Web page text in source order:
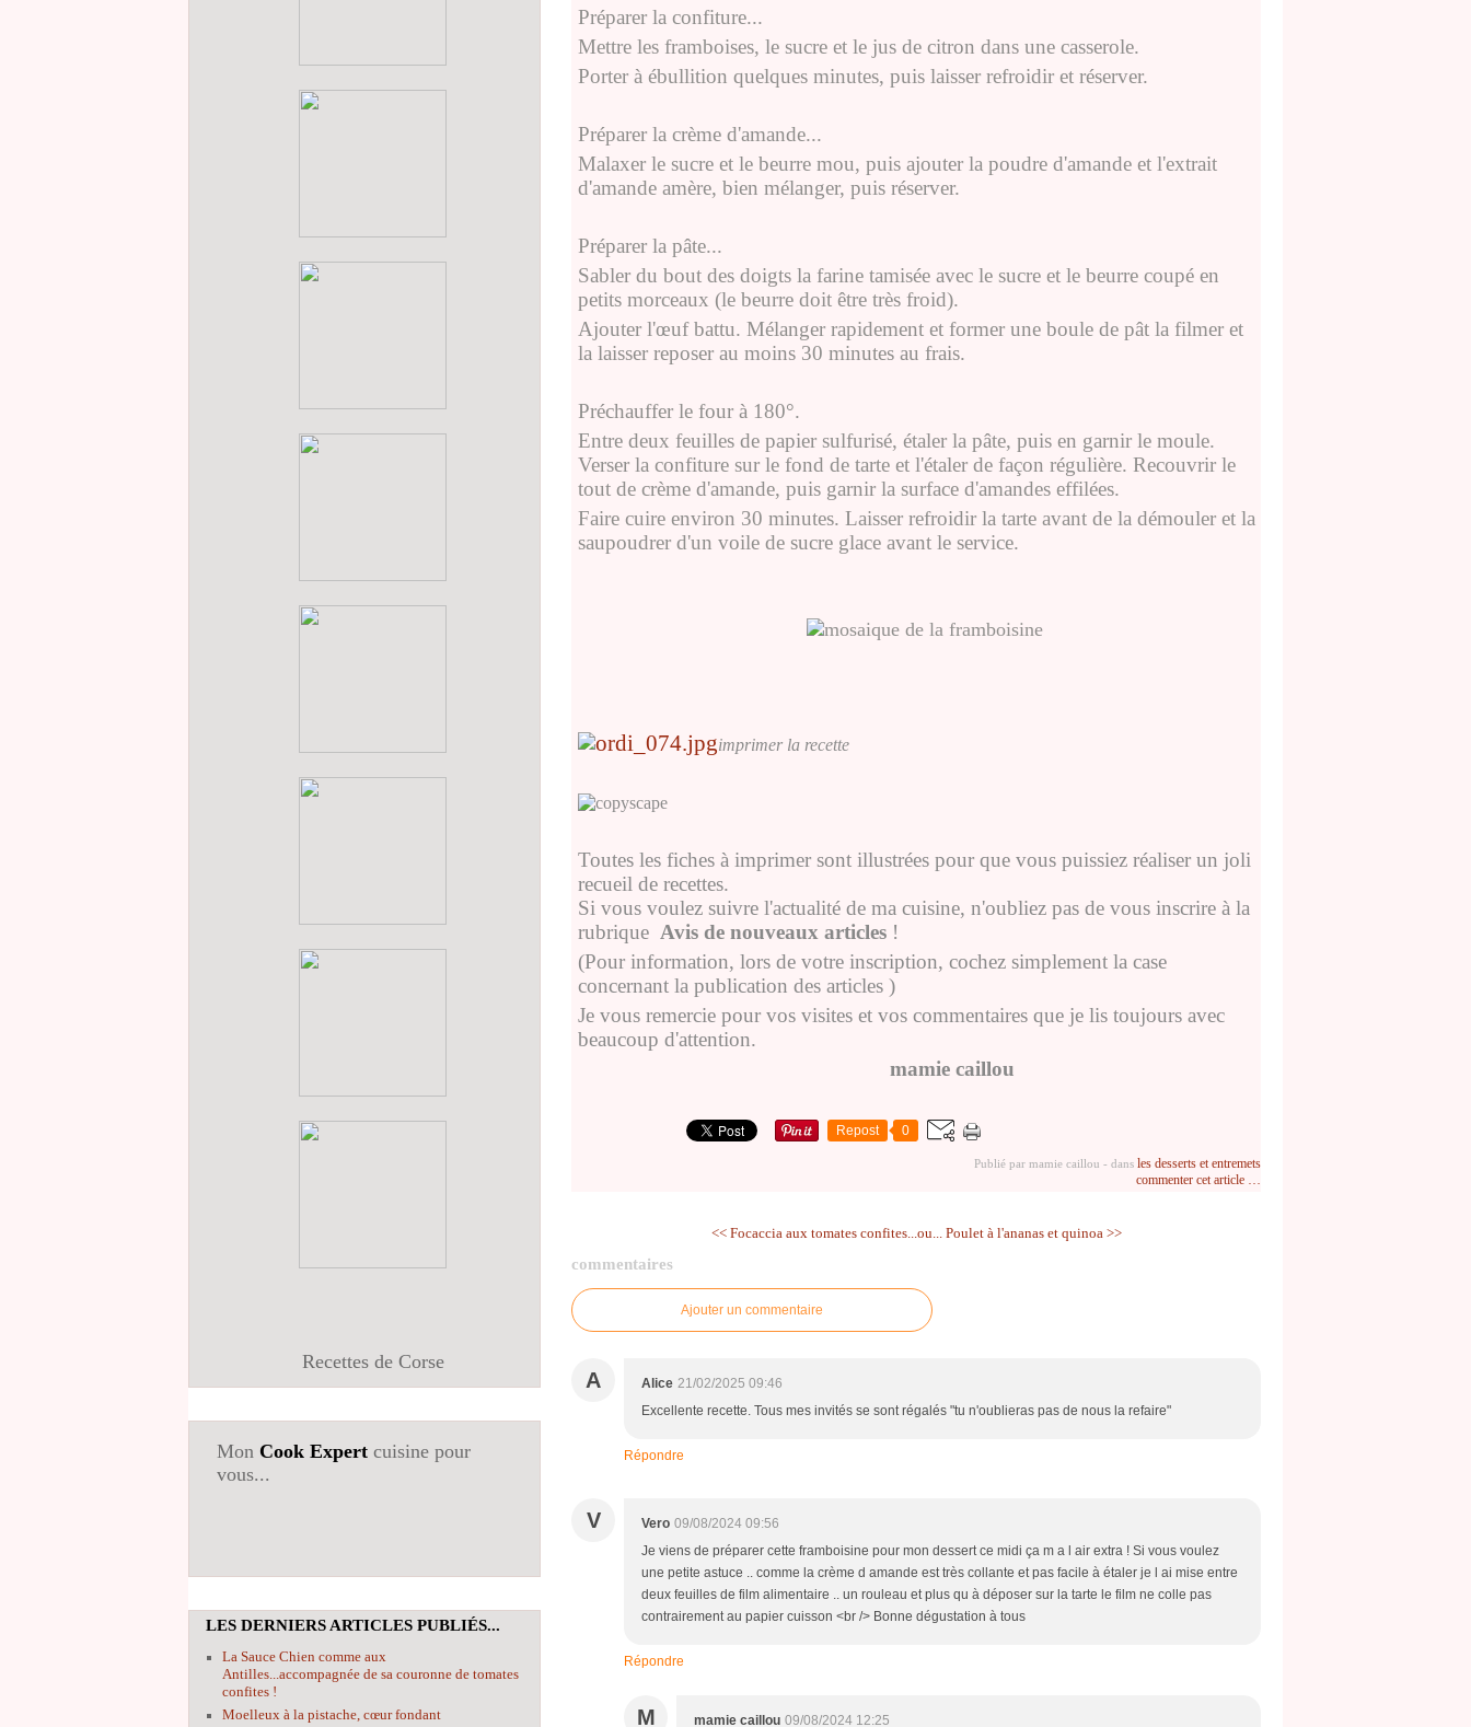
Recettes de Corse
Mon Cook Expert cuisine pour
vous...
LES DERNIERS ARTICLES PUBLIÉS...
La Sauce Chien comme aux
Antilles...accompagnée de sa couronne de tomates
confites !
Moelleux à la pistache, cœur fondant
Préparer la confiture...
Mettre les framboises, le sucre et le jus de citron dans une casserole.
Porter à ébullition quelques minutes, puis laisser refroidir et réserver.
Préparer la crème d'amande...
Malaxer le sucre et le beurre mou, puis ajouter la poudre d'amande et l'extrait
d'amande amère, bien mélanger, puis réserver.
Préparer la pâte...
Sabler du bout des doigts la farine tamisée avec le sucre et le beurre coupé en
petits morceaux (le beurre doit être très froid).
Ajouter l'œuf battu. Mélanger rapidement et former une boule de pât la filmer et
la laisser reposer au moins 30 minutes au frais.
Préchauffer le four à 180°.
Entre deux feuilles de papier sulfurisé, étaler la pâte, puis en garnir le moule.
Verser la confiture sur le fond de tarte et l'étaler de façon régulière. Recouvrir le
tout de crème d'amande, puis garnir la surface d'amandes effilées.
Faire cuire environ 30 minutes. Laisser refroidir la tarte avant de la démouler et la
saupoudrer d'un voile de sucre glace avant le service.
imprimer la recette
Toutes les fiches à imprimer sont illustrées pour que vous puissiez réaliser un joli
recueil de recettes.
Si vous voulez suivre l'actualité de ma cuisine, n'oubliez pas de vous inscrire à la
rubrique Avis de nouveaux articles !
(Pour information, lors de votre inscription, cochez simplement la case
concernant la publication des articles )
Je vous remercie pour vos visites et vos commentaires que je lis toujours avec
beaucoup d'attention.
mamie caillou
Repost 0
Publié par mamie caillou - dans les desserts et entremets
commenter cet article …
<< Focaccia aux tomates confites...ou... Poulet à l'ananas et quinoa >>
commentaires
Ajouter un commentaire
A Alice 21/02/2025 09:46
Excellente recette. Tous mes invités se sont régalés "tu n'oublieras pas de nous la refaire"
Répondre
V Vero 09/08/2024 09:56
Je viens de préparer cette framboisine pour mon dessert ce midi ça m a l air extra ! Si vous voulez
une petite astuce .. comme la crème d amande est très collante et pas facile à étaler je l ai mise entre
deux feuilles de film alimentaire .. un rouleau et plus qu à déposer sur la tarte le film ne colle pas
contrairement au papier cuisson <br /> Bonne dégustation à tous
Répondre
M mamie caillou 09/08/2024 12:25